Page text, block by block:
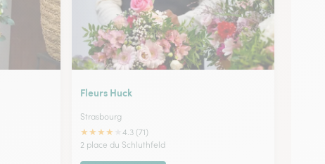
Fleurs Huck
Strasbourg
★★★★
4.3 (71)
2 place du Schluthfeld